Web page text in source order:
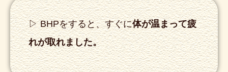
▷ BHPをすると、すぐに体が温まって疲
れが取れました。